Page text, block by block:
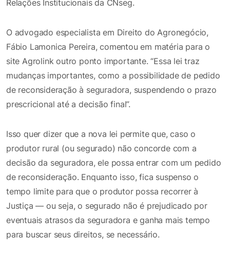
Relações Institucionais da CNseg.
O advogado especialista em Direito do Agronegócio,
Fábio Lamonica Pereira, comentou em matéria para o
site Agrolink outro ponto importante. “Essa lei traz
mudanças importantes, como a possibilidade de pedido
de reconsideração à seguradora, suspendendo o prazo
prescricional até a decisão final”.
Isso quer dizer que a nova lei permite que, caso o
produtor rural (ou segurado) não concorde com a
decisão da seguradora, ele possa entrar com um pedido
de reconsideração. Enquanto isso, fica suspenso o
tempo limite para que o produtor possa recorrer à
Justiça — ou seja, o segurado não é prejudicado por
eventuais atrasos da seguradora e ganha mais tempo
para buscar seus direitos, se necessário.